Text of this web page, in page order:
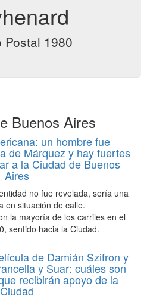
Postal 1980
Buenos Aires
un hombre fue
de Márquez y hay fuertes
a la Ciudad de Buenos
Aires
no fue revelada, sería una
en situación de calle.
la mayoría de los carriles en el
sentido hacia la Ciudad.
de Damián Szifron y
y Suar: cuáles son
recibirán apoyo de la
Ciudad